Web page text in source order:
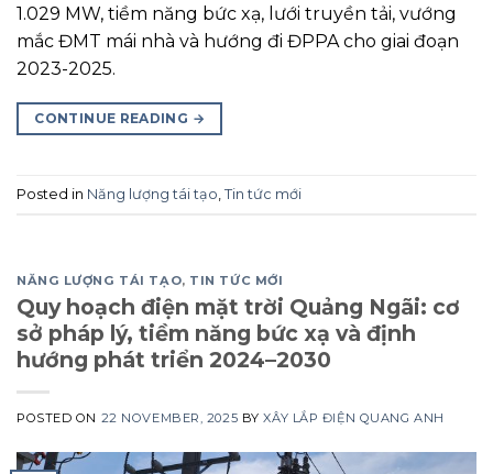
1.029 MW, tiềm năng bức xạ, lưới truyền tải, vướng
mắc ĐMT mái nhà và hướng đi ĐPPA cho giai đoạn
2023-2025.
CONTINUE READING →
Posted in Năng lượng tái tạo Tin tức mới
NĂNG LƯỢNG TÁI TẠO, TIN TỨC MỚI
Quy hoạch điện mặt trời Quảng Ngãi: cơ
sở pháp lý, tiềm năng bức xạ và định
hướng phát triển 2024–2030
POSTED ON 22 NOVEMBER, 2025 BYXÂY LẮP ĐIỆN QUANG ANH